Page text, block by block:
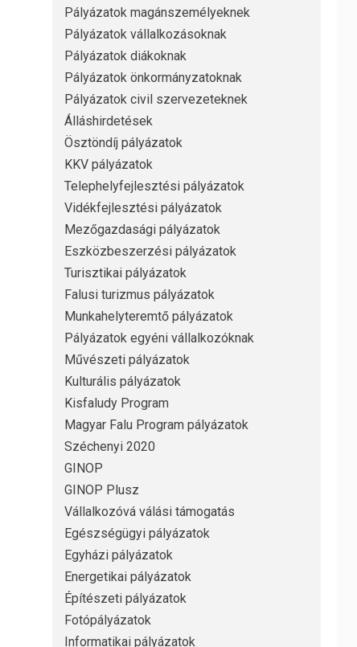
Pályázatok magánszemélyeknek
Pályázatok vállalkozásoknak
Pályázatok diákoknak
Pályázatok önkormányzatoknak
Pályázatok civil szervezeteknek
Álláshirdetések
Ösztöndíj pályázatok
KKV pályázatok
Telephelyfejlesztési pályázatok
Vidékfejlesztési pályázatok
Mezőgazdasági pályázatok
Eszközbeszerzési pályázatok
Turisztikai pályázatok
Falusi turizmus pályázatok
Munkahelyteremtő pályázatok
Pályázatok egyéni vállalkozóknak
Művészeti pályázatok
Kulturális pályázatok
Kisfaludy Program
Magyar Falu Program pályázatok
Széchenyi 2020
GINOP
GINOP Plusz
Vállalkozóvá válási támogatás
Egészségügyi pályázatok
Egyházi pályázatok
Energetikai pályázatok
Építészeti pályázatok
Fotópályázatok
Informatikai pályázatok